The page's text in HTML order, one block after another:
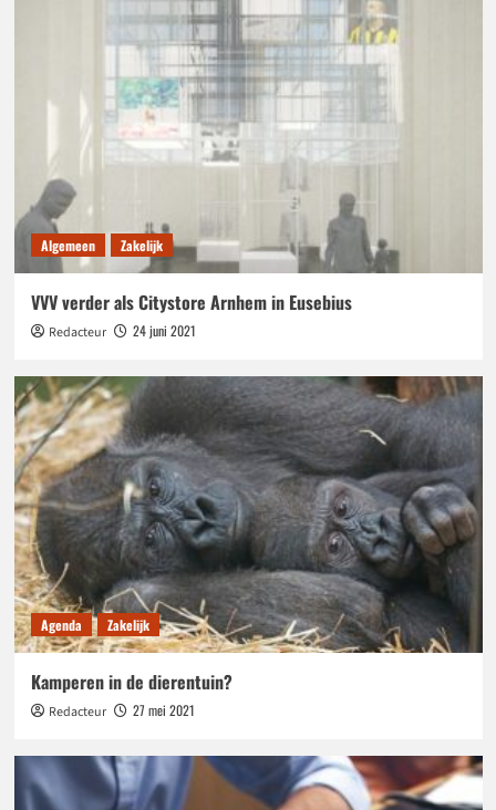
Algemeen Zakelijk
VVV verder als Citystore Arnhem in Eusebius
Redacteur 24 juni 2021
Agenda Zakelijk
Kamperen in de dierentuin?
Redacteur 27 mei 2021